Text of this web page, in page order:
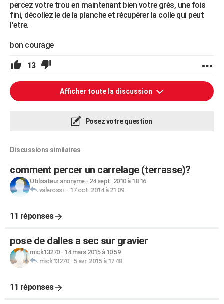
percez votre trou en maintenant bien votre grès, une fois
fini, décollez le de la planche et récupérer la colle qui peut
l'etre.
bon courage
13
Afficher toute la discussion
Posez votre question
Discussions similaires
comment percer un carrelage (terrasse)?
Utilisateur anonyme- 24 sept. 2010 à 18:16
valerossi. - 17 oct. 2014 à 21:09
11 réponses
pose de dalles a sec sur gravier
mick13270- 14 mars 2015 à 10:59
mick13270- 5 avr. 2015 à 17:48
11 réponses